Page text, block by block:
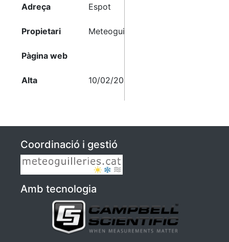
Adreça Espot
Propietari Meteoguilleries
Pàgina web
Alta 10/02/2025 22:57
Coordinació i gestió
Amb tecnologia